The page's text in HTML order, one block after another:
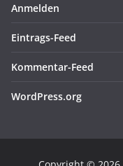
Anmelden
Eintrags-Feed
Kommentar-Feed
WordPress.org